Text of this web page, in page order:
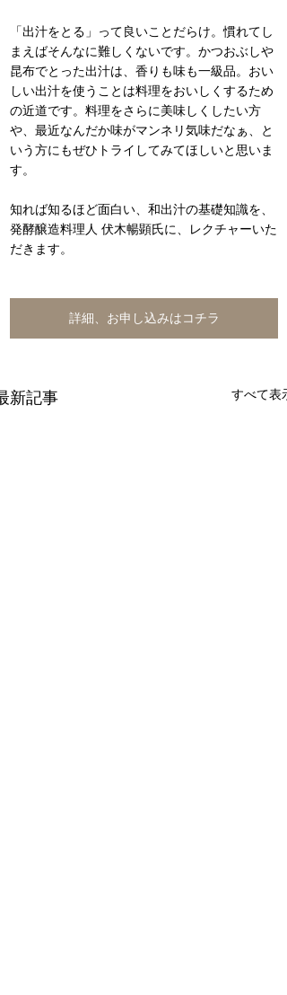
「出汁をとる」って良いことだらけ。慣れてし
まえばそんなに難しくないです。かつおぶしや
昆布でとった出汁は、香りも味も一級品。おい
しい出汁を使うことは料理をおいしくするため
の近道です。料理をさらに美味しくしたい方
や、最近なんだか味がマンネリ気味だなぁ、と
いう方にもぜひトライしてみてほしいと思いま
す。
知れば知るほど面白い、和出汁の基礎知識を、
発酵醸造料理人 伏木暢顕氏に、レクチャーいた
だきます。
詳細、お申し込みはコチラ
新記事 すべて表示